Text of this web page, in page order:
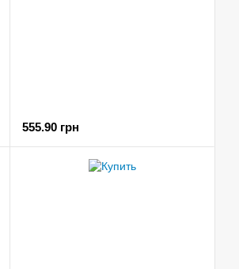
555.90 грн